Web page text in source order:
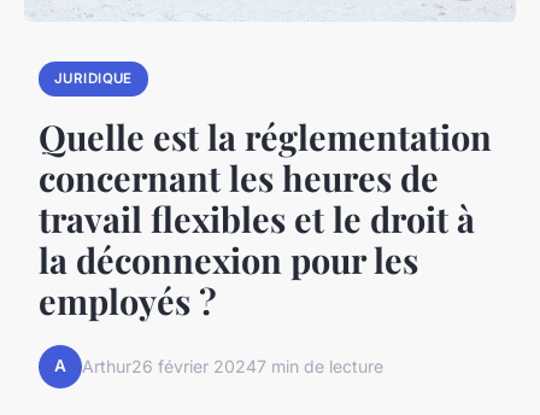
JURIDIQUE
Quelle est la réglementation
concernant les heures de
travail flexibles et le droit à
la déconnexion pour les
employés ?
A Arthur26 février 20247 min de lecture